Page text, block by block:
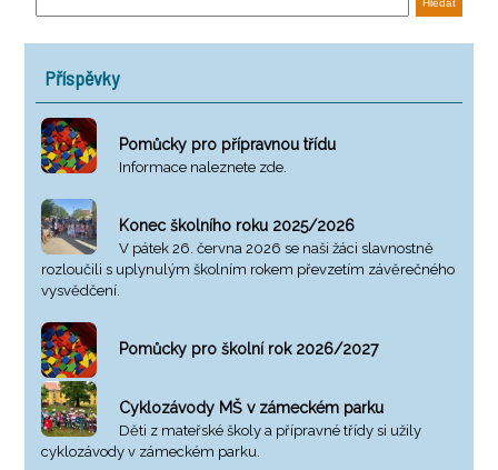
Příspěvky
Pomůcky pro přípravnou třídu
Informace naleznete zde.
Konec školního roku 2025/2026
V pátek 26. června 2026 se naši žáci slavnostně
rozloučili s uplynulým školním rokem převzetím závěrečného
vysvědčení.
Pomůcky pro školní rok 2026/2027
Cyklozávody MŠ v zámeckém parku
Děti z mateřské školy a přípravné třídy si užily
cyklozávody v zámeckém parku.